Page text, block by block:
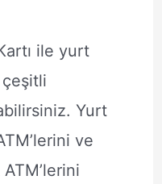
ile yurt
çeşitli
Yurt
ve